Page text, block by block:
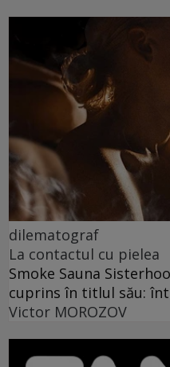
dilematograf
La contactul cu pielea
Smoke Sauna
cuprins în titlul său:
Victor MOROZOV